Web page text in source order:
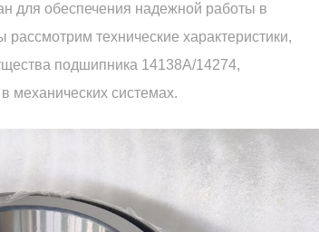
для обеспечения надежной работы в
технические характеристики,
подшипника 14138A/14274,
механических системах.